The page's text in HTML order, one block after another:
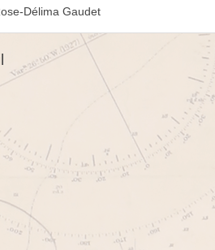
Délima Gaudet